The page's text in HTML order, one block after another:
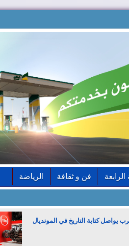
فن و ثقافة الرياضة
يواصل كتابة التاريخ في المونديال